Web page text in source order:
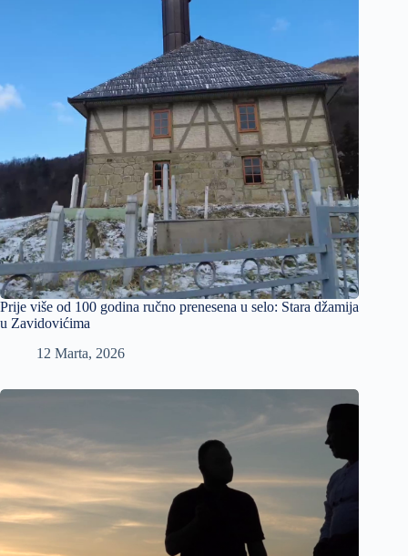
Prije više od 100 godina ručno prenesena u selo: Stara džamija
u Zavidovićima
12 Marta, 2026